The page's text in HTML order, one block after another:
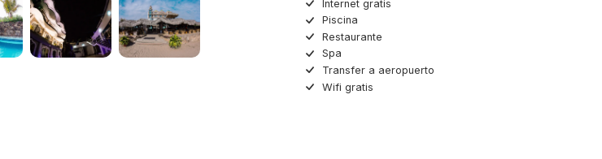
Internet gratis
Piscina
Restaurante
Spa
Transfer a aeropuerto
Wifi gratis